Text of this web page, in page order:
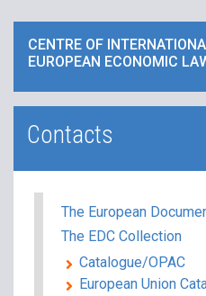
CENTRE OF
EUROPEAN ECONOMIC
Contacts
The European
The EDC Collection
Catalogue/ΟPAC
European Union